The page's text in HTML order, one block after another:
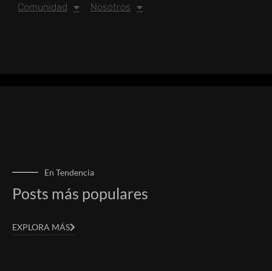
Comunidad Nosotros
En Tendencia
Posts más populares
EXPLORA MÁS